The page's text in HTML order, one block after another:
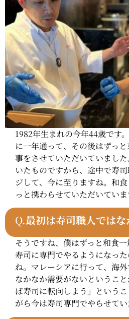
1982年生まれの今年44歳です
に一年通って、その後はずっ
事をさせていただいていまし
いたものですから、途中で寿
ジして、今に至りますね。和
っと携わらせていただいていま
Q.最初は寿司職人では
そうですね、僕はずっと和食一
寿司に専門でやるようになっ
ね。マレーシアに行って、海
なかなか需要がないというこ
ば寿司に転向しよう」という
がら今は寿司専門でやらせてい